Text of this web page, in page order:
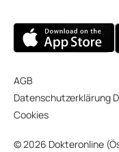
AGB
Datenschutzerklärung
Cookies
© 2026 Dokteronline